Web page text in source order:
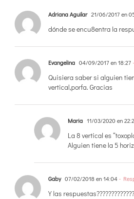
Adriana Aguilar 21/06/2017 en
dónde se encu8entra la
Evangelina 04/09/2017 en 18:27
Quisiera saber si alguien
vertical,porfa. Gracias
Maria 11/03/2020 en
La 8 vertical es
Alguien tiene la 5
Gaby 07/02/2018 en 14:04-
Y las